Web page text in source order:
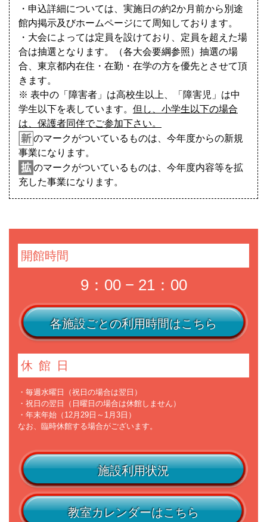
・申込詳細については、実施日の約2か月前から別途
館内掲示及びホームページにて周知しております。
・大会によっては定員を設けており、定員を超えた場
合は抽選となります。（各大会要綱参照）抽選の場
合、東京都内在住・在勤・在学の方を優先とさせて頂
きます。
※ 表中の「障害者」は高校生以上、「障害児」は中
学生以下を表しています。 但し、小学生以下の場合
は、保護者同伴でご参加下さい。
のマークがついているものは、今年度からの新規
事業になります。
のマークがついているものは、今年度内容等を拡
充した事業になります。
開館時間
9：00 − 21：00
各施設ごとの利用時間はこちら
休館日
・毎週水曜日（祝日の場合は翌日）
・祝日の翌日（日曜日の場合は休館しません）
・年末年始（12月29日～1月3日）
なお、臨時休館する場合がございます。
施設利用状況
教室カレンダーはこちら